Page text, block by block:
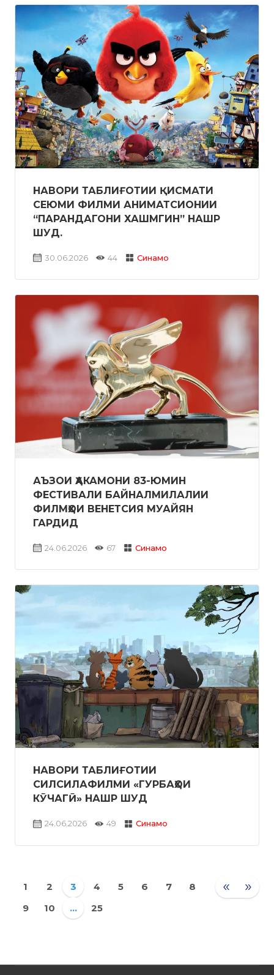
30.06.2026 44 Синамо
НАВОРИ ТАБЛИҒОТИИ ҚИСМАТИ
СЕЮМИ ФИЛМИ АНИМАТСИОНИИ
“ПАРАНДАГОНИ ХАШМГИН” НАШР
ШУД.
24.06.2026 67 Синамо
АЪЗОИ ҲАКАМОНИ 83-ЮМИН
ФЕСТИВАЛИ БАЙНАЛМИЛАЛИИ
ФИЛМҲОИ ВЕНЕТСИЯ МУАЙЯН
ГАРДИД
24.06.2026 49 Синамо
НАВОРИ ТАБЛИҒОТИИ
СИЛСИЛАФИЛМИ «ГУРБАҲОИ
КӮЧАГӢ» НАШР ШУД
« »
1 2 3 4 5 6 7
8
9
10 ... 25